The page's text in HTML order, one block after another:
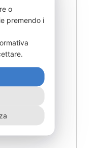
o
premendo i